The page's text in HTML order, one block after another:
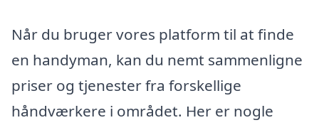
Når du bruger vores platform til at finde
en handyman, kan du nemt sammenligne
priser og tjenester fra forskellige
håndværkere i området. Her er nogle